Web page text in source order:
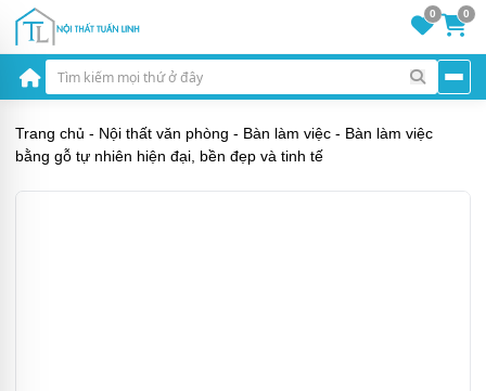
0 0
Trang chủ - Nội thất văn phòng - Bàn làm việc - Bàn làm việc
bằng gỗ tự nhiên hiện đại, bền đẹp và tinh tế